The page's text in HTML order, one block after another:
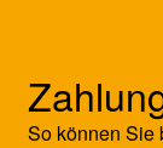
So können Sie